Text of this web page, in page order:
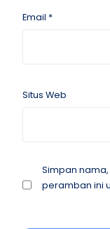
Email *
Situs Web
Simpan
peramban ini